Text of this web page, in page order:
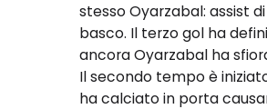
stesso Oyarzabal: assist
basco. Il terzo gol ha
ancora Oyarzabal ha
Il secondo tempo è
ha calciato in porta